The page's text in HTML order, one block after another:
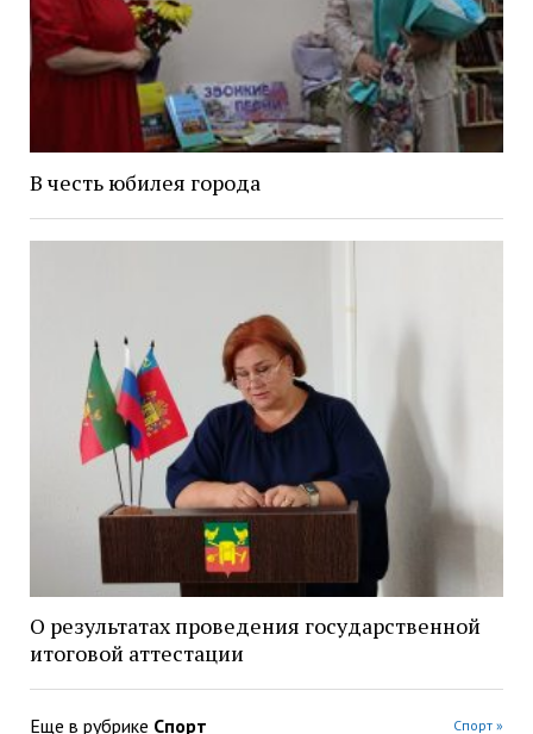
В честь юбилея города
О результатах проведения государственной
итоговой аттестации
Еще в рубрике Спорт Спорт »